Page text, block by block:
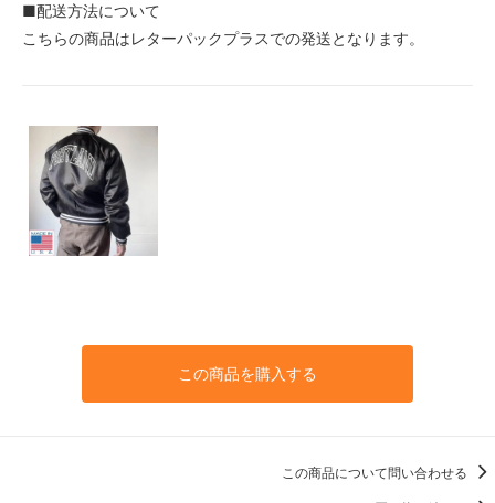
■配送方法について
こちらの商品はレターパックプラスでの発送となります。
この商品を購入する
この商品について問い合わせる